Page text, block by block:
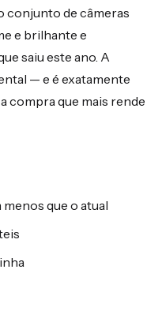
conjunto de câmeras
e brilhante e
saiu este ano. A
— e é exatamente
compra que mais rende
que o atual